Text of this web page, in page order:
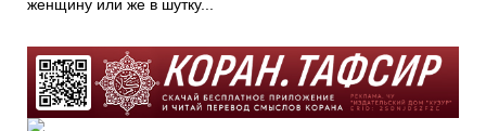
женщину или же в шутку...